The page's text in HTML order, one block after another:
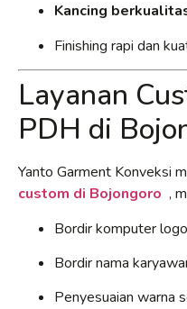
Kancing
Finishing rapi dan
Layanan
PDH di
Yanto Garment Konveksi
custom di Bojongoro ,
Bordir komputer
Bordir nama
Penyesuaian warna